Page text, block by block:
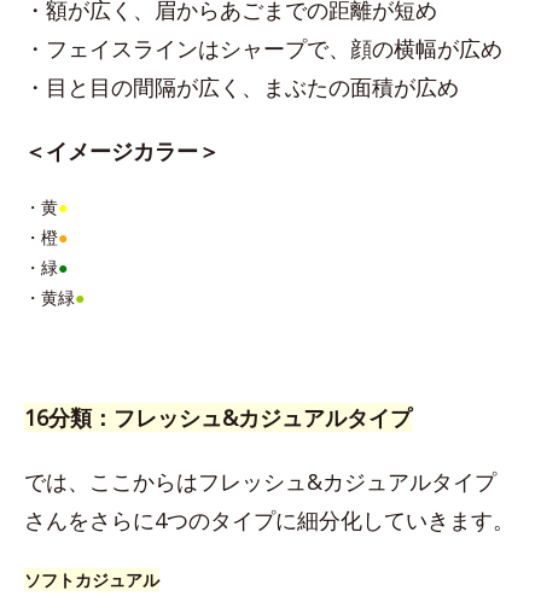
・額が広く、眉からあごまでの距離が短め
・フェイスラインはシャープで、顔の横幅が広め
・目と目の間隔が広く、まぶたの面積が広め
＜イメージカラー＞
・黄●
・橙●
・緑●
・黄緑●
16分類：フレッシュ&カジュアルタイプ
では、ここからはフレッシュ&カジュアルタイプ
さんをさらに4つのタイプに細分化していきます。
ソフトカジュアル